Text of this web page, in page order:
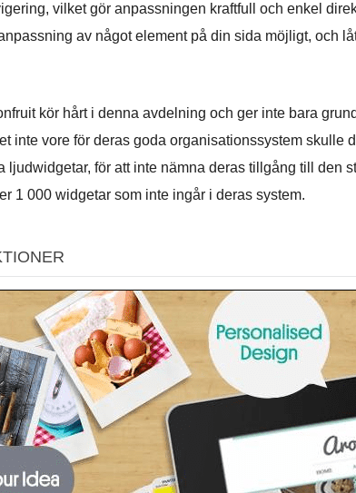
vilket gör anpassningen kraftfull och enkel
av något element på din sida möjligt, och
kör hårt i denna avdelning och ger inte bara
inte vore för deras goda organisationssystem skulle
ljudwidgetar, för att inte nämna deras tillgång till den
1 000 widgetar som inte ingår i deras system.